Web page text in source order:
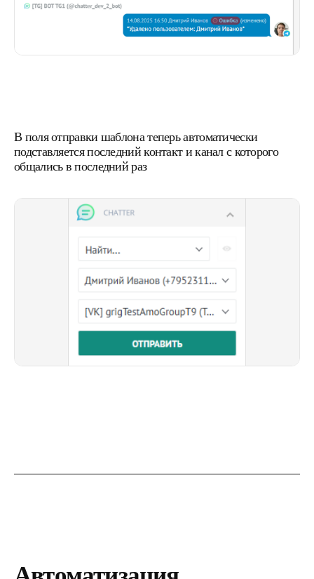
В поля отправки шаблона теперь автоматически
подставляется последний контакт и канал с которого
общались в последний раз